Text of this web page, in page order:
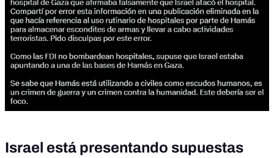
Israel está presentando supuestas